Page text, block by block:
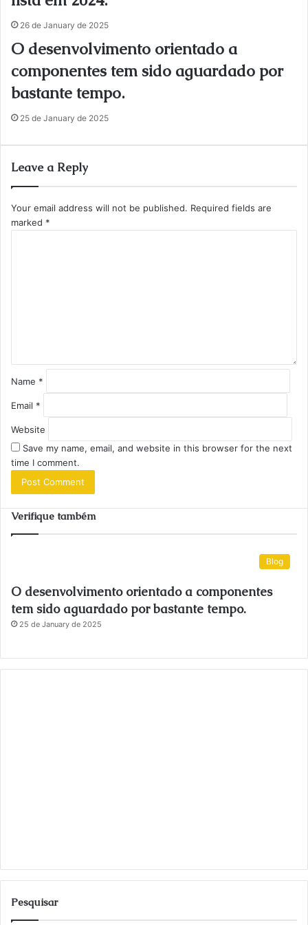
26 de January de 2025
O desenvolvimento orientado a
componentes tem sido aguardado por
bastante tempo.
25 de January de 2025
Leave a Reply
Your email address will not be published. Required fields are
marked *
Name *
Email *
Website
Save my name, email, and website in this browser for the next
time I comment.
Verifique também
Blog
O desenvolvimento orientado a componentes
tem sido aguardado por bastante tempo.
25 de January de 2025
Pesquisar